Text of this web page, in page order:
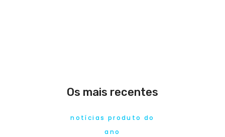
Os mais recentes
notícias produto do
ano